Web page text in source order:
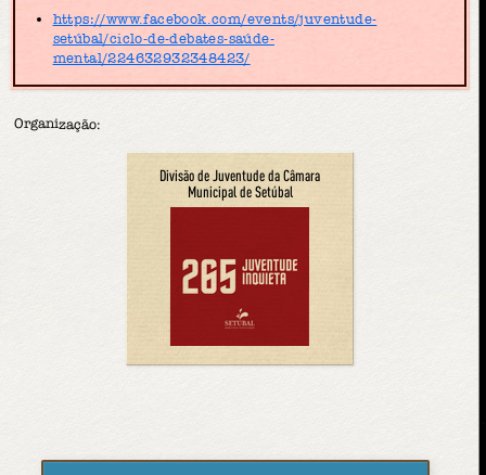
https://www.facebook.com/events/juventude-
setúbal/ciclo-de-debates-saúde-
mental/224632932348423/
Organização:
Divisão de Juventude da Câmara
Municipal de Setúbal